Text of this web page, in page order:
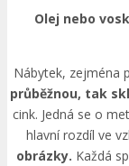
Olej nebo
Nábytek, zejména
průběžnou, tak
cink. Jedná se o
hlavní rozdíl ve
obrázky. Každá